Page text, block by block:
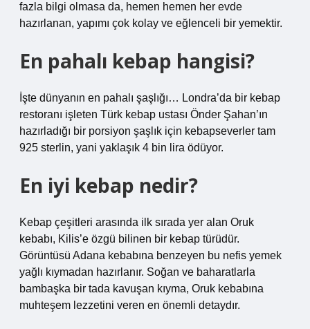
fazla bilgi olmasa da, hemen hemen her evde
hazırlanan, yapımı çok kolay ve eğlenceli bir yemektir.
En pahalı kebap hangisi?
İşte dünyanın en pahalı şaşlığı… Londra’da bir kebap
restoranı işleten Türk kebap ustası Önder Şahan’ın
hazırladığı bir porsiyon şaşlık için kebapseverler tam
925 sterlin, yani yaklaşık 4 bin lira ödüyor.
En iyi kebap nedir?
Kebap çeşitleri arasında ilk sırada yer alan Oruk
kebabı, Kilis’e özgü bilinen bir kebap türüdür.
Görüntüsü Adana kebabına benzeyen bu nefis yemek
yağlı kıymadan hazırlanır. Soğan ve baharatlarla
bambaşka bir tada kavuşan kıyma, Oruk kebabına
muhteşem lezzetini veren en önemli detaydır.